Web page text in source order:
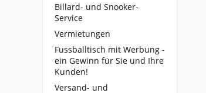
Billard- und Snooker-
Service
Vermietungen
Fussballtisch mit Werbung -
ein Gewinn für Sie und Ihre
Kunden!
Versand- und